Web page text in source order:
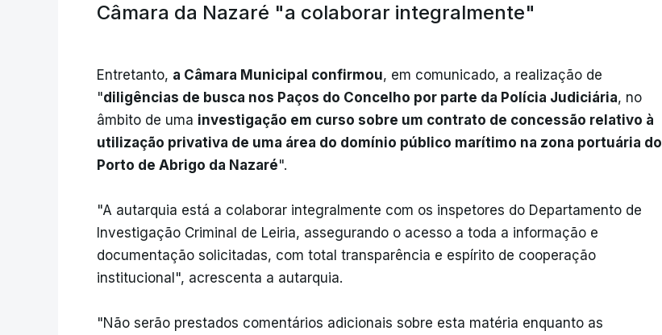
Câmara da Nazaré "a colaborar integralmente"
Entretanto, a Câmara Municipal confirmou, em comunicado, a realização de
"diligências de busca nos Paços do Concelho por parte da Polícia Judiciária, no
âmbito de uma investigação em curso sobre um contrato de concessão relativo à
utilização privativa de uma área do domínio público marítimo na zona portuária do
Porto de Abrigo da Nazaré".
"A autarquia está a colaborar integralmente com os inspetores do Departamento de
Investigação Criminal de Leiria, assegurando o acesso a toda a informação e
documentação solicitadas, com total transparência e espírito de cooperação
institucional", acrescenta a autarquia.
"Não serão prestados comentários adicionais sobre esta matéria enquanto as